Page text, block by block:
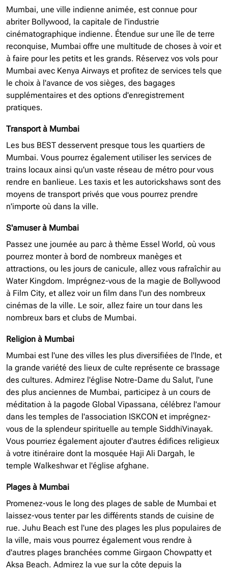
Mumbai, une ville indienne animée, est connue pour
abriter Bollywood, la capitale de l'industrie
cinématographique indienne. Étendue sur une île de terre
reconquise, Mumbai offre une multitude de choses à voir et
à faire pour les petits et les grands. Réservez vos vols pour
Mumbai avec Kenya Airways et profitez de services tels que
le choix à l'avance de vos sièges, des bagages
supplémentaires et des options d'enregistrement
pratiques.
Transport à Mumbai
Les bus BEST desservent presque tous les quartiers de
Mumbai. Vous pourrez également utiliser les services de
trains locaux ainsi qu'un vaste réseau de métro pour vous
rendre en banlieue. Les taxis et les autorickshaws sont des
moyens de transport privés que vous pourrez prendre
n'importe où dans la ville.
S'amuser à Mumbai
Passez une journée au parc à thème Essel World, où vous
pourrez monter à bord de nombreux manèges et
attractions, ou les jours de canicule, allez vous rafraîchir au
Water Kingdom. Imprégnez-vous de la magie de Bollywood
à Film City, et allez voir un film dans l'un des nombreux
cinémas de la ville. Le soir, allez faire un tour dans les
nombreux bars et clubs de Mumbai.
Religion à Mumbai
Mumbai est l'une des villes les plus diversifiées de l'Inde, et
la grande variété des lieux de culte représente ce brassage
des cultures. Admirez l'église Notre-Dame du Salut, l'une
des plus anciennes de Mumbai, participez à un cours de
méditation à la pagode Global Vipassana, célébrez l'amour
dans les temples de l'association ISKCON et imprégnez-
vous de la splendeur spirituelle au temple SiddhiVinayak.
Vous pourriez également ajouter d'autres édifices religieux
à votre itinéraire dont la mosquée Haji Ali Dargah, le
temple Walkeshwar et l'église afghane.
Plages à Mumbai
Promenez-vous le long des plages de sable de Mumbai et
laissez-vous tenter par les différents stands de cuisine de
rue. Juhu Beach est l'une des plages les plus populaires de
la ville, mais vous pourrez également vous rendre à
d'autres plages branchées comme Girgaon Chowpatty et
Aksa Beach. Admirez la vue sur la côte depuis la